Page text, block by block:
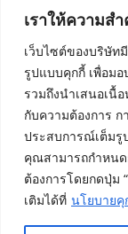
เราให้ความส
เว็บไซต์ของบริษัท
รูปแบบคุกกี้ เพื่อม
รวมถึงนำเสนอเนื้
กับความต้องการ
ประสบการณ์เต็มรู
คุณสามารถกำหน
ต้องการโดยกดปุ่ม
เติมได้ที่ นโยบายคุ